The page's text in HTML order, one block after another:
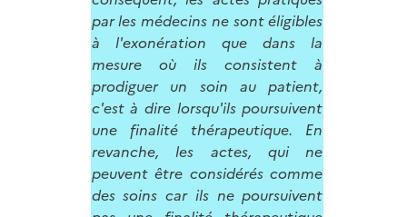
par les médecins ne sont éligibles
à l'exonération que dans la
mesure où ils consistent à
prodiguer un soin au patient,
c'est à dire lorsqu'ils poursuivent
une finalité thérapeutique. En
revanche, les actes, qui ne
peuvent être considérés comme
des soins car ils ne poursuivent